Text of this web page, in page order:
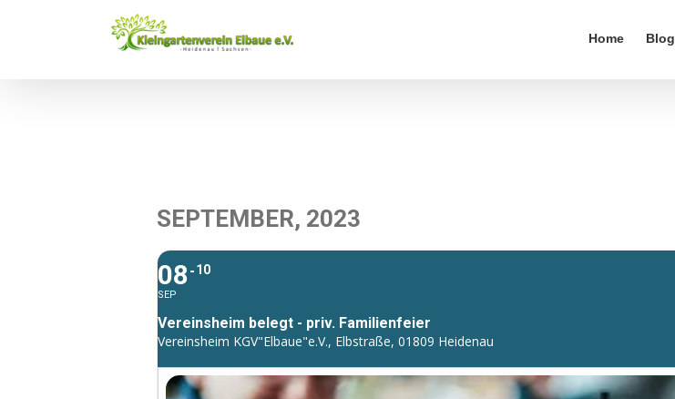
Home Blog
SEPTEMBER, 2023
08
SEP
10
Vereinsheim belegt - priv. Familienfeier
Vereinsheim KGV"Elbaue"e.V., Elbstraße, 01809 Heidenau